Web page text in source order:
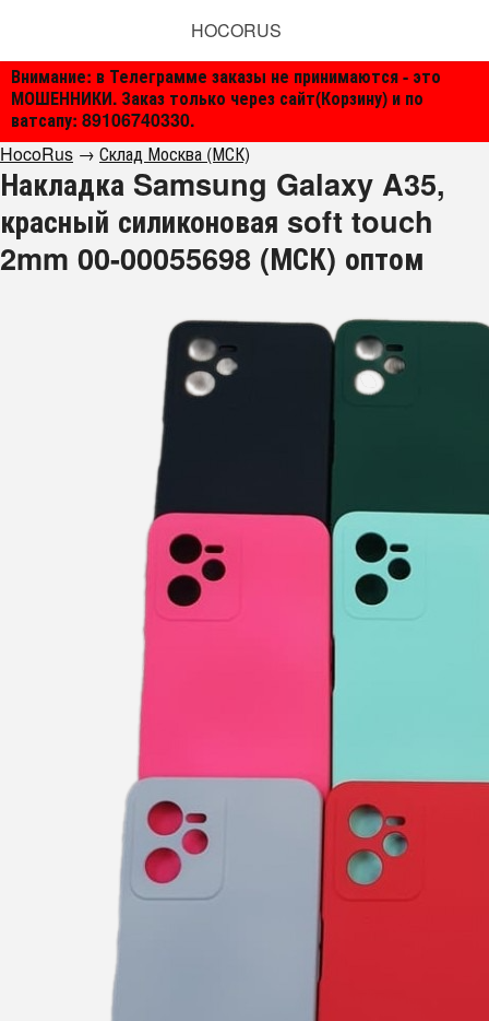
Внимание: в Телеграмме заказы не принимаются - это
МОШЕННИКИ. Заказ только через сайт(Корзину) и по
ватсапу: 89106740330.
HOCORUS
HocoRus → Склад Москва (МСК)
Накладка Samsung Galaxy A35,
красный силиконовая soft touch
2mm 00-00055698 (МСК) оптом